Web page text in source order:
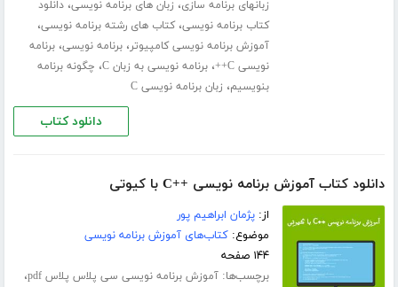
زبانهای برنامه سازی، زبان های برنامه نویسی،دانلود
کتاب برنامه نویسی،کتاب های رشته برنامه نویسی،
آموزش برنامه نویسی کامپیوتر،برنامه نویسی،برنامه
نویسی C++
،برنامه نویسی به زبان C ، چگونه برنامه
بنویسیم، زبان برنامه نویسی C
دانلود کتاب
دانلود کتاب آموزش برنامه نویسی ++C با کیوتی
از:پژمان ابراهیم پور
موضوع:کتاب‌های آموزش برنامه نویسی
۱۴۴ صفحه
برچسب‌ها:آموزش برنامه نویسی سی پلاس پلاس pdf ،